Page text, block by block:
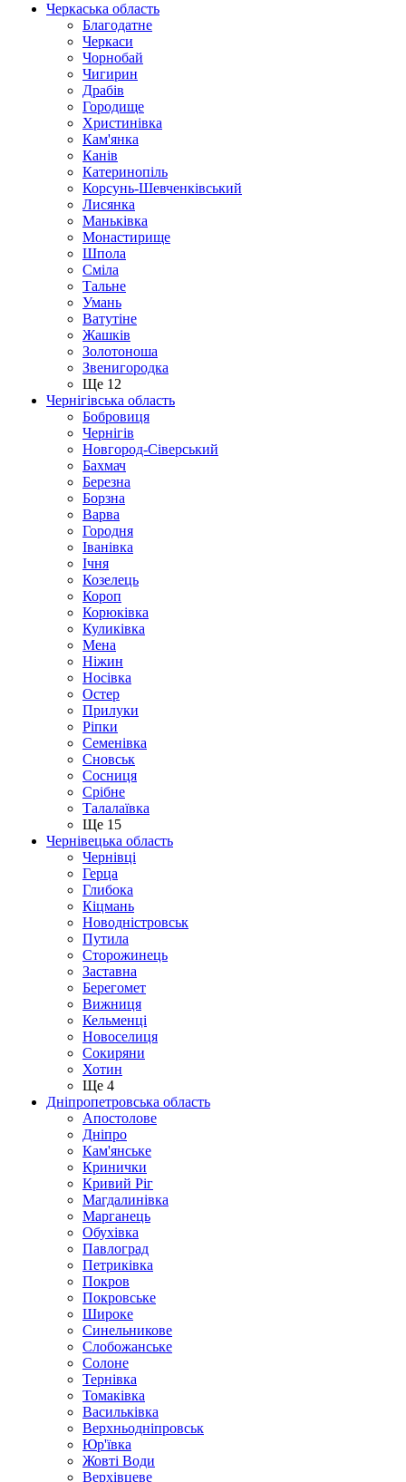
Черкаська область
Благодатне
Черкаси
Чорнобай
Чигирин
Драбів
Городище
Христинівка
Кам'янка
Канів
Катеринопіль
Корсунь-Шевченківський
Лисянка
Маньківка
Монастирище
Шпола
Сміла
Тальне
Умань
Ватутіне
Жашків
Золотоноша
Звенигородка
Ще 12
Чернігівська область
Бобровиця
Чернігів
Новгород-Сіверський
Бахмач
Березна
Борзна
Варва
Городня
Іванівка
Ічня
Козелець
Короп
Корюківка
Куликівка
Мена
Ніжин
Носівка
Остер
Прилуки
Ріпки
Семенівка
Сновськ
Сосниця
Срібне
Талалаївка
Ще 15
Чернівецька область
Чернівці
Герца
Глибока
Кіцмань
Новодністровськ
Путила
Сторожинець
Заставна
Берегомет
Вижниця
Кельменці
Новоселиця
Сокиряни
Хотин
Ще 4
Дніпропетровська область
Апостолове
Дніпро
Кам'янське
Кринички
Кривий Ріг
Магдалинівка
Марганець
Обухівка
Павлоград
Петриківка
Покров
Покровське
Широке
Синельникове
Слобожанське
Солоне
Тернівка
Томаківка
Васильківка
Верхньодніпровськ
Юр'ївка
Жовті Води
Верхівцеве